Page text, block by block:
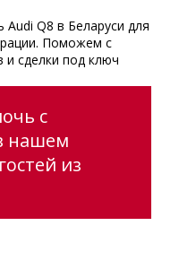
Q8 в Беларуси для
Поможем с
сделки под ключ
с
нашем
из